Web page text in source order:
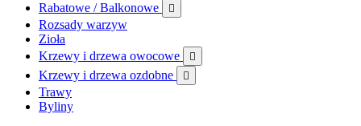
Rabatowe / Balkonowe 
Rozsady warzyw
Zioła
Krzewy i drzewa owocowe

Krzewy i drzewa ozdobne 
Trawy
Byliny